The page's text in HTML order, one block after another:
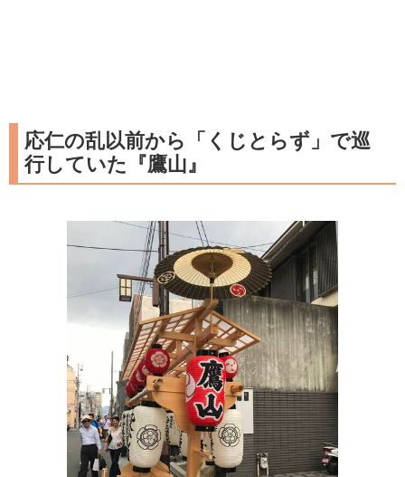
応仁の乱以前から「くじとらず」で巡
行していた『鷹山』